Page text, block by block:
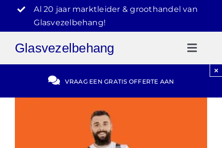
inhoud
Al 20 jaar marktleider & groothandel van
Glasvezelbehang!
Glasvezelbehang
Gratis Offerte
VRAAG EEN GRATIS OFFERTE AAN
×